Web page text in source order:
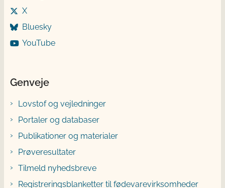
X
Bluesky
YouTube
Genveje
Lovstof og vejledninger
Portaler og databaser
Publikationer og materialer
Prøveresultater
Tilmeld nyhedsbreve
Registreringsblanketter til fødevarevirksomheder